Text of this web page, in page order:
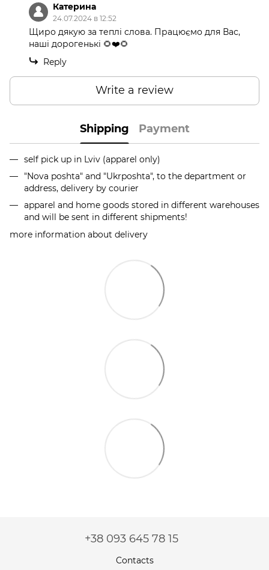
Катерина
24.07.2024 в 12:52
Щиро дякую за теплі слова. Працюємо для Вас,
наші дорогенькі 🌻❤️🌻
Reply
Write a review
Shipping Payment
self pick up in Lviv (apparel only)
"Nova poshta" and "Ukrposhta", to the department or
address, delivery by courier
apparel and home goods stored in different warehouses
and will be sent in different shipments!
more information about delivery
+38 093 645 78 15
Contacts